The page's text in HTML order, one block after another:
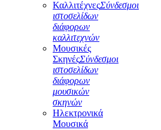
ΚαλλιτέχνεςΣύνδεσμοι
ιστοσελίδων
διάφορων
καλλιτεχνών
Μουσικές
ΣκηνέςΣύνδεσμοι
ιστοσελίδων
διάφορων
μουσικών
σκηνών
Ηλεκτρονικά
Μουσικά